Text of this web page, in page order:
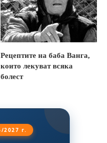
Рецептите на баба Ванга,
които лекуват всяка
болест
2027 г.